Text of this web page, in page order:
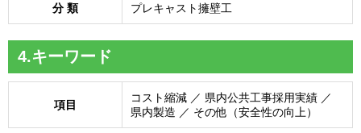
分 類 プレキャスト擁壁工
4.キーワード
項目
コスト縮減 ／ 県内公共工事採用実績 ／
県内製造 ／ その他（安全性の向上）